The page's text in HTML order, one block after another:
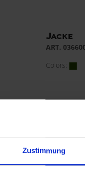
Zustimmung
Jacke
ART.
Colors: